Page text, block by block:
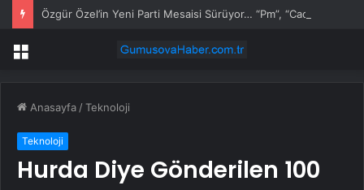
Menü
Anasayfa /Teknoloji
Teknoloji
Hurda Diye Gönderilen 100